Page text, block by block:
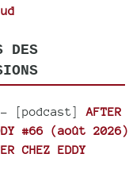
DES
- [podcast]AFTER
#66 (août 2026)
CHEZ EDDY